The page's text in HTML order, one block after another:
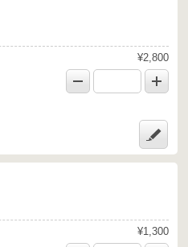
¥2,800
¥1,300